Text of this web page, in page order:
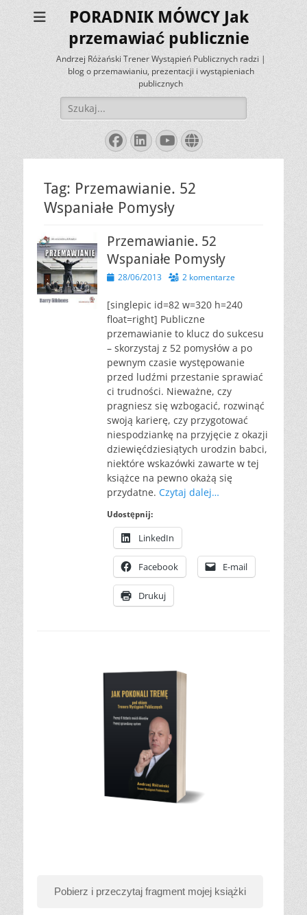
PORADNIK MÓWCY Jak
przemawiać publicznie
Andrzej Różański Trener Wystąpień Publicznych radzi |
blog o przemawianiu, prezentacji i wystąpieniach
publicznych
Szukaj:
Facebook
LinkedIn
YouTube
Website
Tag: Przemawianie. 52
Wspaniałe Pomysły
Przemawianie. 52
Wspaniałe Pomysły
Opublikowano
28/06/2013 2 komentarze
[singlepic id=82 w=320 h=240
float=right] Publiczne
przemawianie to klucz do sukcesu
– skorzystaj z 52 pomysłów a po
pewnym czasie występowanie
przed ludźmi przestanie sprawiać
ci trudności. Nieważne, czy
pragniesz się wzbogacić, rozwinąć
swoją karierę, czy przygotować
niespodziankę na przyjęcie z okazji
dziewięćdziesiątych urodzin babci,
niektóre wskazówki zawarte w tej
książce na pewno okażą się
przydatne. Czytaj dalej…
Udostępnij:
LinkedIn
Facebook E-mail
Drukuj
Pobierz i przeczytaj fragment mojej książki